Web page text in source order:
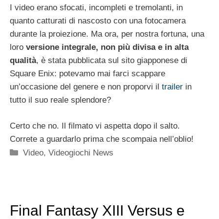
I video erano sfocati, incompleti e tremolanti, in
quanto catturati di nascosto con una fotocamera
durante la proiezione. Ma ora, per nostra fortuna, una
loro versione integrale, non più divisa e in alta
qualità, è stata pubblicata sul sito giapponese di
Square Enix: potevamo mai farci scappare
un’occasione del genere e non proporvi il trailer in
tutto il suo reale splendore?
Certo che no. Il filmato vi aspetta dopo il salto.
Correte a guardarlo prima che scompaia nell’oblio!
Categorie
Video,Videogiochi News
Final Fantasy XIII Versus e